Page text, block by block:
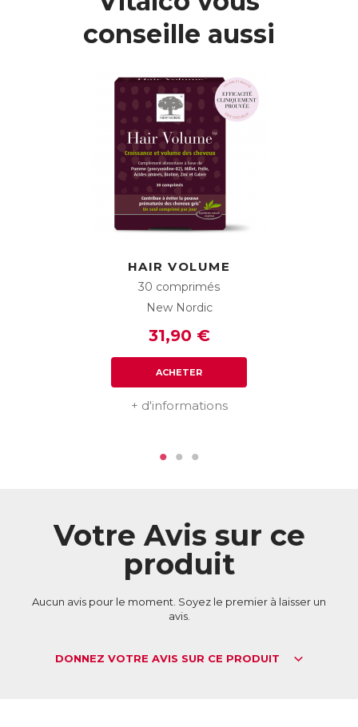
conseille aussi
HAIR VOLUME
30 comprimés
New Nordic
31,90 €
ACHETER
+ d'informations
Votre Avis sur ce
produit
Aucun avis pour le moment. Soyez le premier à laisser un
avis.
DONNEZ VOTRE AVIS SUR CE PRODUIT